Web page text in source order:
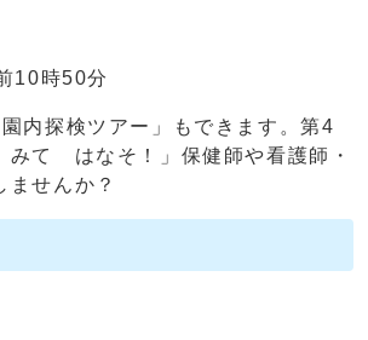
10時50分
園内探検ツアー」もできます。第4
て はなそ！」保健師や看護師・
ませんか？